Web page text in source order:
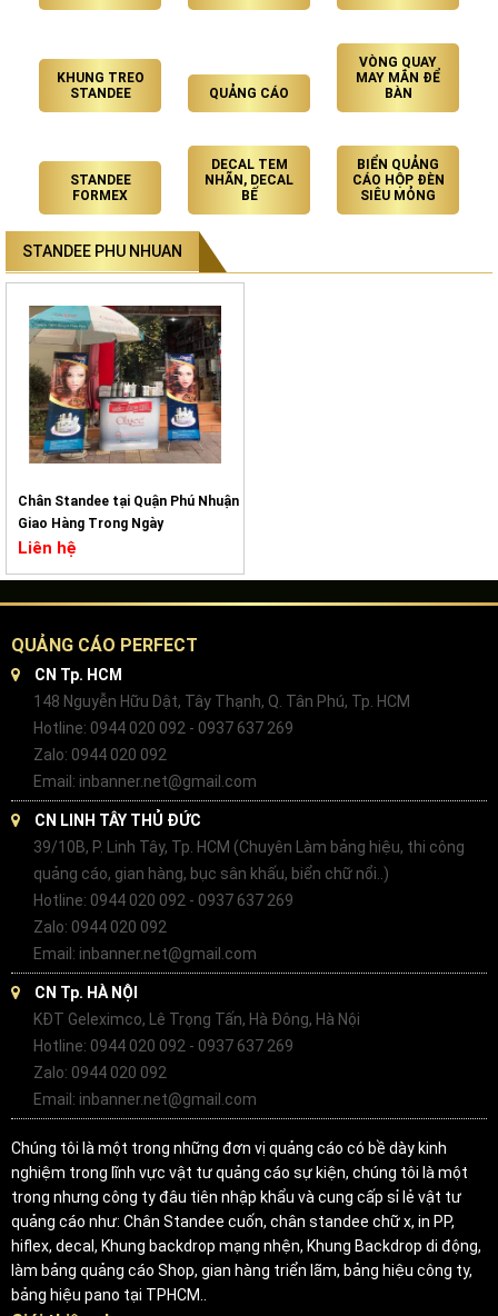
KHUNG TREO
STANDEE
QUẢNG CÁO
VÒNG QUAY
MAY MẮN ĐỂ
BÀN
STANDEE
FORMEX
DECAL TEM
NHÃN, DECAL
BẾ
BIỂN QUẢNG
CÁO HỘP ĐÈN
SIÊU MỎNG
STANDEE PHU NHUAN
Chân Standee tại Quận Phú Nhuận
Giao Hàng Trong Ngày
Liên hệ
QUẢNG CÁO PERFECT
CN Tp. HCM
148 Nguyễn Hữu Dật, Tây Thạnh, Q. Tân Phú, Tp. HCM
Hotline: 0944 020 092 - 0937 637 269
Zalo: 0944 020 092
Email: inbanner.net@gmail.com
CN LINH TÂY THỦ ĐỨC
39/10B, P. Linh Tây, Tp. HCM (Chuyên Làm bảng hiệu, thi công
quảng cáo, gian hàng, bục sân khấu, biển chữ nổi..)
Hotline: 0944 020 092 - 0937 637 269
Zalo: 0944 020 092
Email: inbanner.net@gmail.com
CN Tp. HÀ NỘI
KĐT Geleximco, Lê Trọng Tấn, Hà Đông, Hà Nội
Hotline: 0944 020 092 - 0937 637 269
Zalo: 0944 020 092
Email: inbanner.net@gmail.com
Chúng tôi là một trong những đơn vị quảng cáo có bề dày kinh
nghiệm trong lĩnh vực vật tư quảng cáo sự kiện, chúng tôi là một
trong nhưng công ty đâu tiên nhập khẩu và cung cấp sỉ lẻ vật tư
quảng cáo như: Chân Standee cuốn, chân standee chữ x, in PP,
hiflex, decal, Khung backdrop mạng nhện, Khung Backdrop di động,
làm bảng quảng cáo Shop, gian hàng triển lãm, bảng hiệu công ty,
bảng hiệu pano tại TPHCM..